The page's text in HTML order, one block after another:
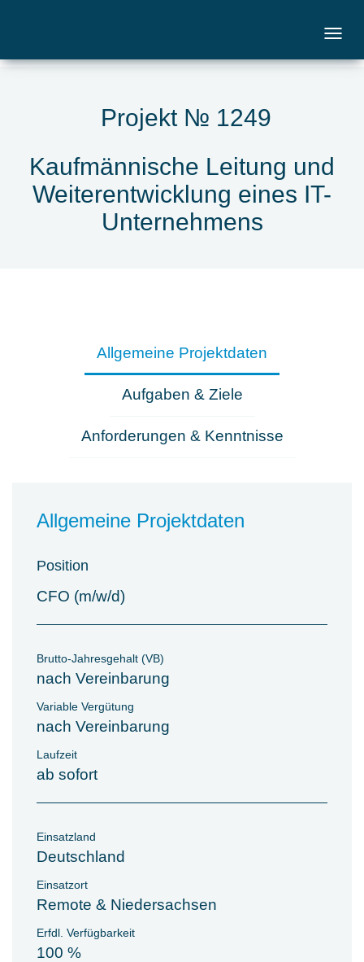
Projekt № 1249
Kaufmännische Leitung und
Weiterentwicklung eines IT-
Unternehmens
Allgemeine Projektdaten
Aufgaben & Ziele
Anforderungen & Kenntnisse
Allgemeine Projektdaten
Position
CFO (m/w/d)
Brutto-Jahresgehalt (VB)
nach Vereinbarung
Variable Vergütung
nach Vereinbarung
Laufzeit
ab sofort
Einsatzland
Deutschland
Einsatzort
Remote & Niedersachsen
Erfdl. Verfügbarkeit
100 %